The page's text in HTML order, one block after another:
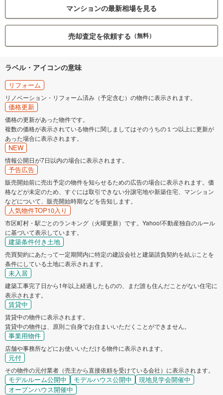
マンションの最新相場を見る
売却査定を依頼する （無料）
ラベル・アイコンの意味
リフォーム
リノベーション・リフォーム済み（予定含む）の物件に表示されます。
価格更新
価格の更新があった物件です。
複数の価格が表示されている物件に関しましてはそのうちの１つ以上に更新が
あった場合に表示されます。
NEW
情報公開日が7日以内の場合に表示されます。
予告広告
販売開始前に売出予定の物件を知らせるための広告の場合に表示されます。価
格などが未定のため、すぐには取引できない分譲宅地や新築住宅、マンション
などについて、販売開始時期などを告知します。
人気物件TOP10入り
市区町村・駅ごとのランキング（火曜更新）です。Yahoo!不動産独自のルール
に基づいて表示しています。
建築条件付き土地
売買契約にあたって一定期間内に特定の建設会社と建築請負契約を結ぶことを
条件にしている土地に表示されます。
未入居
建築工事完了日から1年以上経過したものの、まだ誰も住んだことがない住宅に
表示されます。
賃貸中
賃貸中の物件に表示されます。
賃貸中の物件は、原則ご自身でお住まいいただくことができません。
事業用物件
店舗や事務所などにお使いいただける物件に表示されます。
元付
その物件の元付業者（売主から直接依頼を受けている会社）に表示されます。
モデルルーム公開中 モデルハウス公開中
現地見学会開催中
オープンハウス開催中